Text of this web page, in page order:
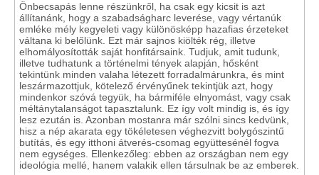
Önbecsapás lenne részünkről, ha csak egy kicsit is azt
állítanánk, hogy a szabadságharc leverése, vagy vértanúk
emléke mély kegyeleti vagy különösképp hazafias érzeteket
váltana ki belőlünk. Ezt már sajnos kiölték rég, illetve
elhomályosították saját honfitársaink. Tudjuk, amit tudunk,
illetve tudhatunk a történelmi tények alapján, hősként
tekintünk minden valaha létezett forradalmárunkra, és mint
leszármazottjuk, kötelező érvényűnek tekintjük azt, hogy
mindenkor szóvá tegyük, ha bármiféle elnyomást, vagy csak
méltánytalanságot tapasztalunk. Ez így volt mindig is, és így
lesz ezután is. Azonban mostanra már szólni sincs kedvünk,
hisz a nép akarata egy tökéletesen véghezvitt bolygószintű
butítás, és egy itthoni átverés-csomag együttesénél fogva
nem egységes. Ellenkezőleg: ebben az országban nem egy
ideológia mellé, hanem valakik ellen társulnak be az emberek.